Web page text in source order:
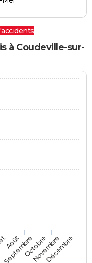
à Coudeville-sur-
Août
SeptembreOctobre
Novembre
Décembre